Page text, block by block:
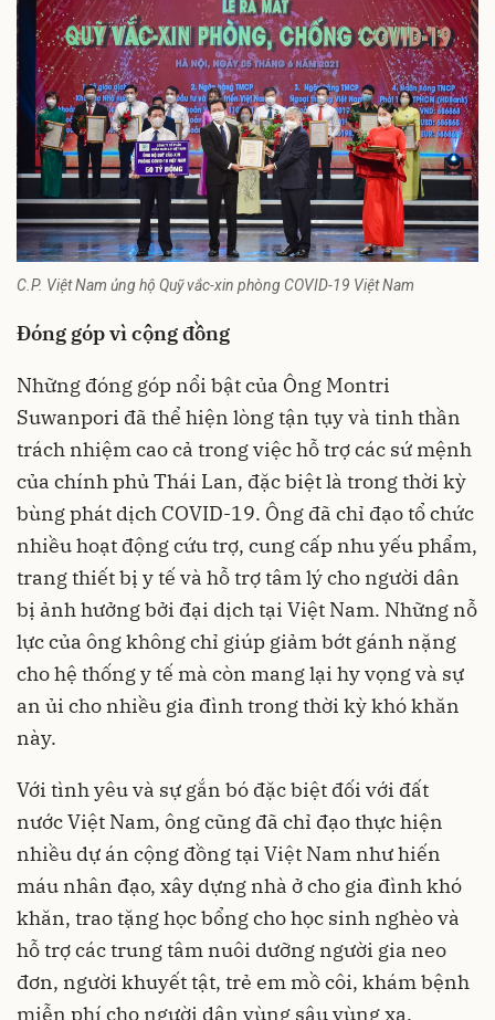
C.P. Việt Nam ủng hộ Quỹ vắc-xin phòng COVID-19 Việt Nam
Đóng góp vì cộng đồng
Những đóng góp nổi bật của Ông Montri
Suwanpori đã thể hiện lòng tận tụy và tinh thần
trách nhiệm cao cả trong việc hỗ trợ các sứ mệnh
của chính phủ Thái Lan, đặc biệt là trong thời kỳ
bùng phát dịch COVID-19. Ông đã chỉ đạo tổ chức
nhiều hoạt động cứu trợ, cung cấp nhu yếu phẩm,
trang thiết bị y tế và hỗ trợ tâm lý cho người dân
bị ảnh hưởng bởi đại dịch tại Việt Nam. Những nỗ
lực của ông không chỉ giúp giảm bớt gánh nặng
cho hệ thống y tế mà còn mang lại hy vọng và sự
an ủi cho nhiều gia đình trong thời kỳ khó khăn
này.
Với tình yêu và sự gắn bó đặc biệt đối với đất
nước Việt Nam, ông cũng đã chỉ đạo thực hiện
nhiều dự án cộng đồng tại Việt Nam như hiến
máu nhân đạo, xây dựng nhà ở cho gia đình khó
khăn, trao tặng học bổng cho học sinh nghèo và
hỗ trợ các trung tâm nuôi dưỡng người gia neo
đơn, người khuyết tật, trẻ em mồ côi, khám bệnh
miễn phí cho người dân vùng sâu vùng xa.